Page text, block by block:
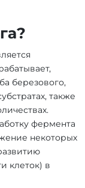
березового,
также
фермента
некоторых
клеток) в